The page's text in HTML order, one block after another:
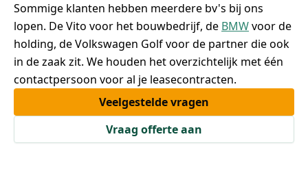
Sommige klanten hebben meerdere bv's bij ons
lopen. De Vito voor het bouwbedrijf, de BMWvoor de
holding, de Volkswagen Golf voor de partner die ook
in de zaak zit. We houden het overzichtelijk met één
contactpersoon voor al je leasecontracten.
Veelgestelde vragen
Vraag offerte aan